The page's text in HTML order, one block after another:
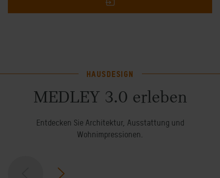
HAUSDESIGN
MEDLEY 3.0 erleben
Entdecken Sie Architektur, Ausstattung und
Wohnimpressionen.